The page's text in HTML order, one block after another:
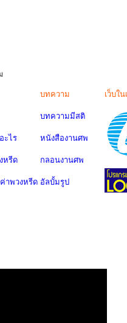
ะไร
หรีด
าพวงหรีด
บทความ
บทความมีสติ
หนังสืองานศพ
กลอนงานศพ
อัลบั้มรูป
เว็บใน